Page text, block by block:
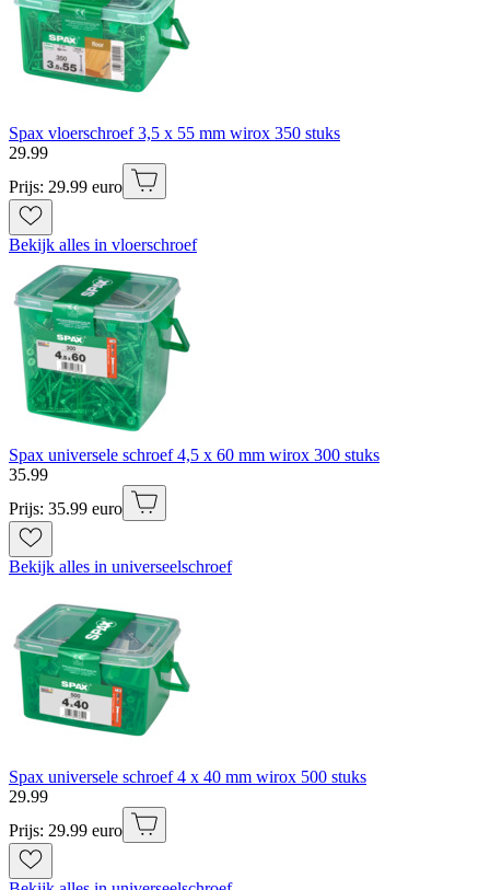
Spax vloerschroef 3,5 x 55 mm wirox 350 stuks
29.99
Prijs: 29.99 euro
Bekijk alles in vloerschroef
Spax universele schroef 4,5 x 60 mm wirox 300 stuks
35.99
Prijs: 35.99 euro
Bekijk alles in universeelschroef
Spax universele schroef 4 x 40 mm wirox 500 stuks
29.99
Prijs: 29.99 euro